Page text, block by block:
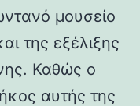
μουσείο
της εξέλιξης
Καθώς ο
αυτής της